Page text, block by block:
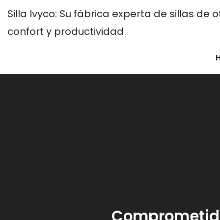
Silla Ivyco: Su fábrica experta de sillas de
confort y productividad